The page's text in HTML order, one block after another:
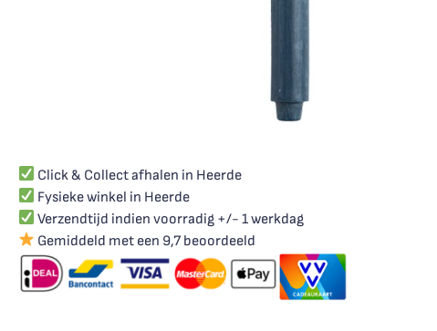
Click & Collect afhalen in Heerde
Fysieke winkel in Heerde
Verzendtijd indien voorradig +/- 1 werkdag
Gemiddeld met een 9,7 beoordeeld